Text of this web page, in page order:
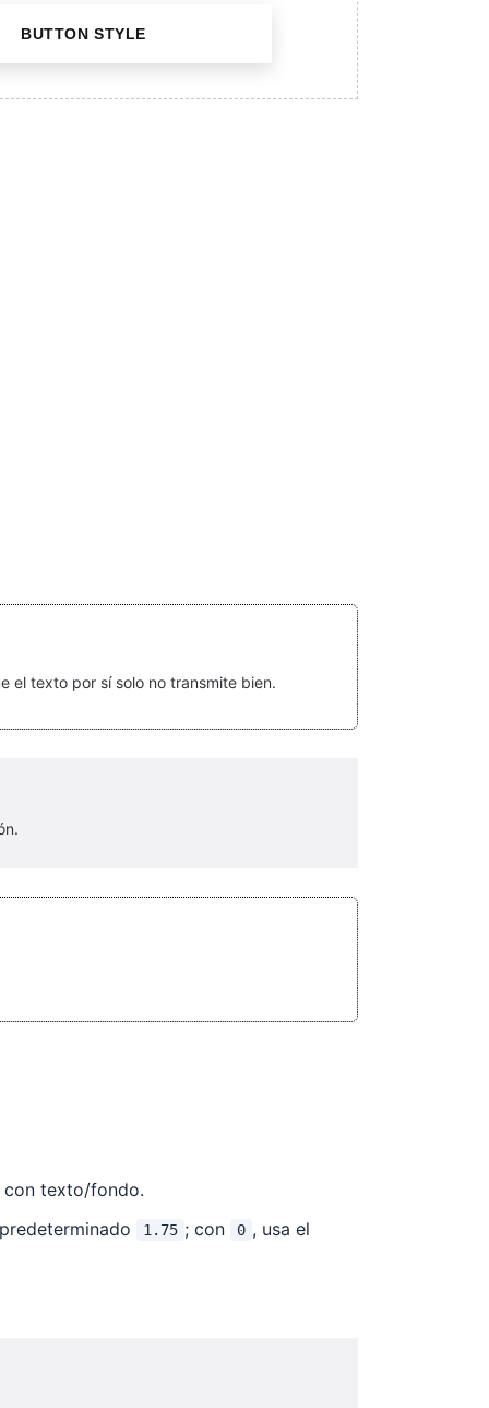
BUTTON STYLE
el texto por sí solo no transmite bien.
con texto/fondo.
1.75 ; con 0 , usa el